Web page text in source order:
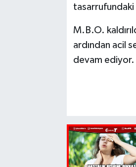
tasarrufundaki
M.B.O.
ardından acil
devam ediyor.